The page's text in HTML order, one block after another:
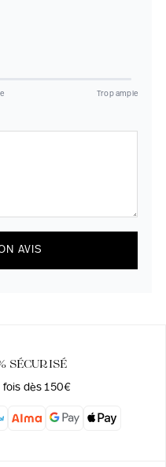
Trop ample
AVIS
SÉCURISÉ
fois dès 150€